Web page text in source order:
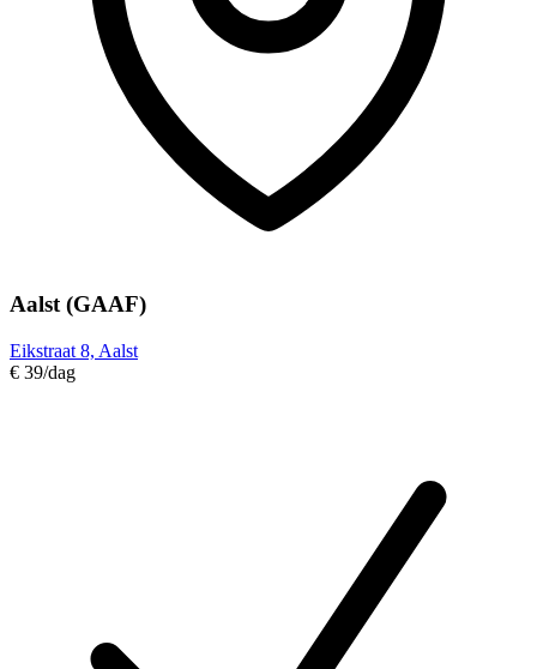
Aalst (GAAF)
Eikstraat 8, Aalst
€ 39/dag